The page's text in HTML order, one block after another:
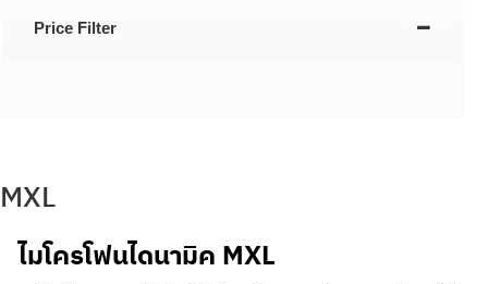
Price Filter
MXL
ไมโครโฟนไดนามิค MXL